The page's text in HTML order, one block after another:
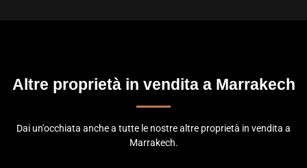
Altre proprietà in vendita a Marrakech
Dai un'occhiata anche a tutte le nostre altre proprietà in vendita a
Marrakech.